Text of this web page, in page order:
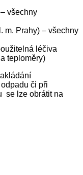
všechny
m. Prahy) – všechny
léčiva
teploměry)
či při
se lze obrátit na